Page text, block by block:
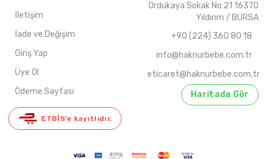
İletişim
İade ve Değişim
Giriş Yap
Üye Ol
Ödeme Sayfası
ETBİS’e kayıtlıdır.
Ordukaya Sokak No:21 16370
Yıldırım / BURSA
+90 (224) 360 80 18
info@haknurbebe.com.tr
eticaret@haknurbebe.com.tr
Haritada Gör